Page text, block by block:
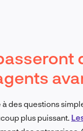
à des questions
plus puissant.